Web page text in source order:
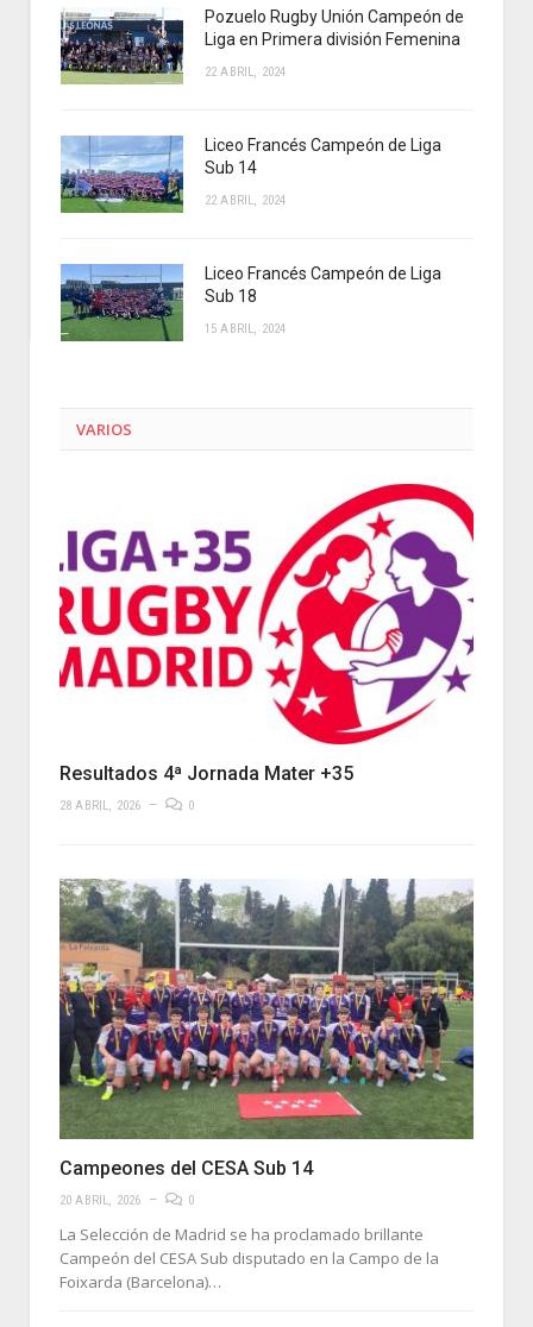
Pozuelo Rugby Unión Campeón de
Liga en Primera división Femenina
22 ABRIL, 2024
Liceo Francés Campeón de Liga
Sub 14
22 ABRIL, 2024
Liceo Francés Campeón de Liga
Sub 18
15 ABRIL, 2024
VARIOS
Resultados 4ª Jornada Mater +35
28 ABRIL, 2026 0
Campeones del CESA Sub 14
20 ABRIL, 2026 0
La Selección de Madrid se ha proclamado brillante
Campeón del CESA Sub disputado en la Campo de la
Foixarda (Barcelona)…